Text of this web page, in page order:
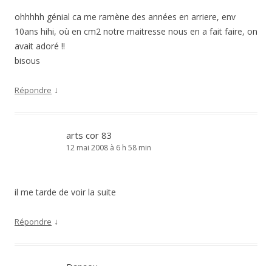
ohhhhh génial ca me ramène des années en arriere, env
10ans hihi, où en cm2 notre maitresse nous en a fait faire, on
avait adoré !!
bisous
Répondre ↓
arts cor 83
12 mai 2008 à 6 h 58 min
il me tarde de voir la suite
Répondre ↓